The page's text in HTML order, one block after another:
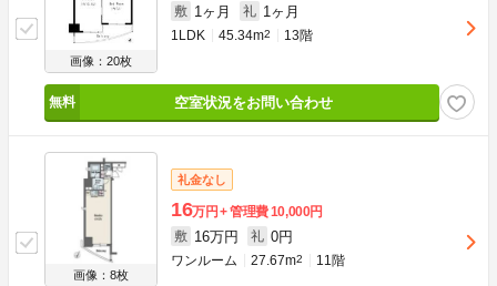
画像：20枚
敷 1ヶ月 礼 1ヶ月
1LDK 45.34m2 13階
空室状況をお問い合わせ
画像：8枚
礼金なし
16万円 管理費10,000円
敷 16万円 礼 0円
ワンルーム 27.67m2 11階